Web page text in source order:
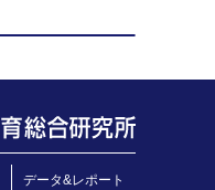
データ&レポート